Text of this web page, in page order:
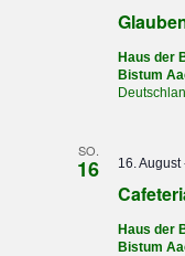
Haus der
Bistum
SO.
16 16. August
Haus der
Bistum